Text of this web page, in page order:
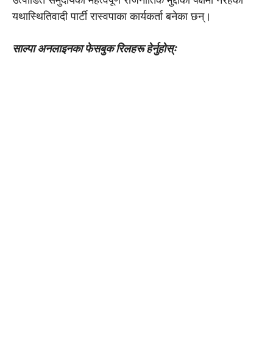
यथास्थितिवादी पार्टी रास्वपाका कार्यकर्ता बनेका छन्।
साल्पा अनलाइनका फेसबुक रिलहरू हेर्नुहाेस्ः